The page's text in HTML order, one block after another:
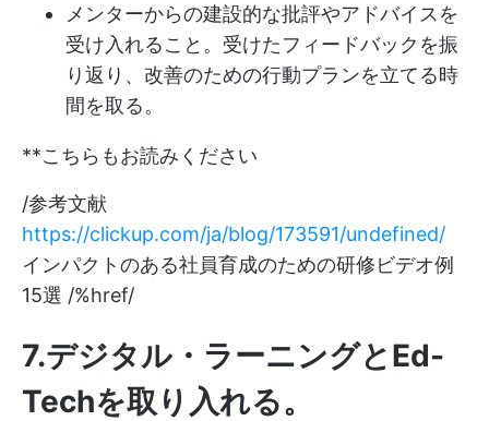
メンターからの建設的な批評やアドバイスを
受け入れること。受けたフィードバックを振
り返り、改善のための行動プランを立てる時
間を取る。
**こちらもお読みください
/参考文献
https://clickup.com/ja/blog/173591/undefined/
インパクトのある社員育成のための研修ビデオ例
15選 /%href/
7.デジタル・ラーニングとEd-
Techを取り入れる。